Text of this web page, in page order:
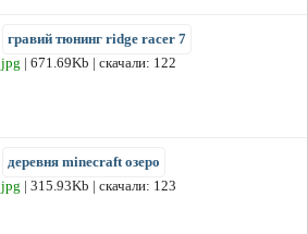
гравий тюнинг ridge racer 7
jpg | 671.69Kb | скачали: 122
деревня minecraft озеро
jpg | 315.93Kb | скачали: 123